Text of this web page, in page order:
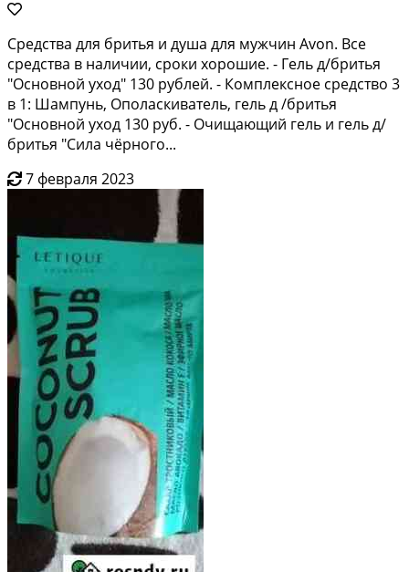
Средства для бритья и душа для мужчин Avon. Все
средства в наличии, сроки хорошие. - Гель д/бритья
"Основной уход" 130 рублей. - Комплексное средство 3
в 1: Шампунь, Ополаскиватель, гель д /бритья
"Основной уход 130 руб. - Очищающий гель и гель д/
бритья "Сила чёрного...
7 февраля 2023